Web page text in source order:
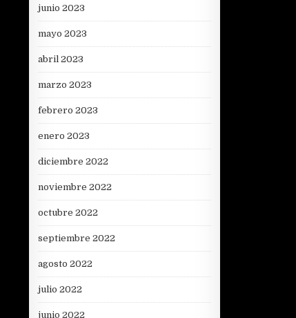
junio 2023
mayo 2023
abril 2023
marzo 2023
febrero 2023
enero 2023
diciembre 2022
noviembre 2022
octubre 2022
septiembre 2022
agosto 2022
julio 2022
junio 2022